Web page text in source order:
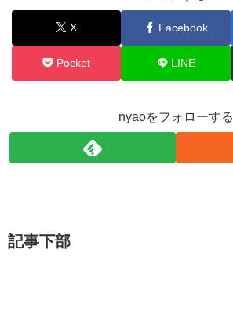
X Facebook
Pocket LINE
nyaoをフォローする
記事下部